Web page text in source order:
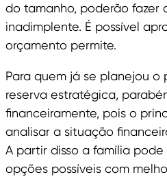
do tamanho, poderão fazer
inadimplente. É possível
orçamento permite.
Para quem já se planejou
reserva estratégica,
financeiramente, pois o
analisar a situação
A partir disso a família
opções possíveis com